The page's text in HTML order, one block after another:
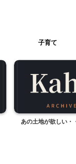
子育て
あの土地が欲しい・